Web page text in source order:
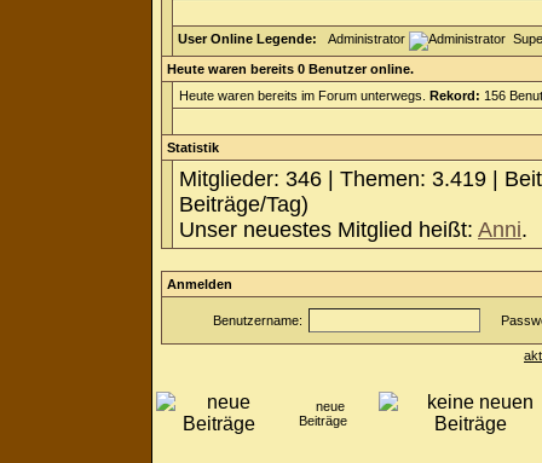
User Online Legende: Administrator
Heute waren bereits 0 Benutzer online.
Heute waren bereits im Forum unterwegs. Rekord: 156
Statistik
Mitglieder: 346 | Themen: 3.419 |
Beiträge/Tag)
Unser neuestes Mitglied heißt: Anni.
Anmelden
Benutzername:
neue
Beiträge